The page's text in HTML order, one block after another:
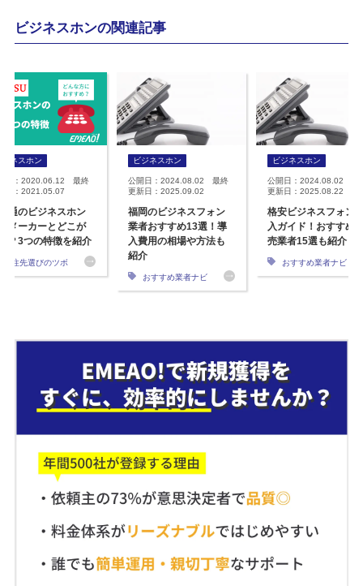
ビジネスホンの関連記事
ジネスホン
日：2020.06.12 最終
日：2021.05.07
通のビジネスホン
メーカーとどこが
？3つの特徴を紹介
発注先選びのツボ
ビジネスホン
公開日：2024.08.02 最終
更新日：2025.09.02
福岡のビジネスフォン
業者おすすめ13選！導
入費用の相場や方法も
紹介
おすすめ業者ナビ
ビジネスホン
公開日：2024.08.02 最
更新日：2025.08.22
格安ビジネスフォン
入ガイド！おすすめ
売業者15選も紹介
おすすめ業者ナビ